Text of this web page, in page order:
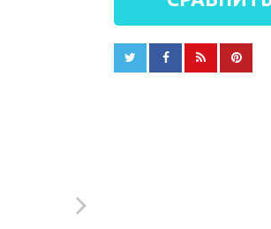
   